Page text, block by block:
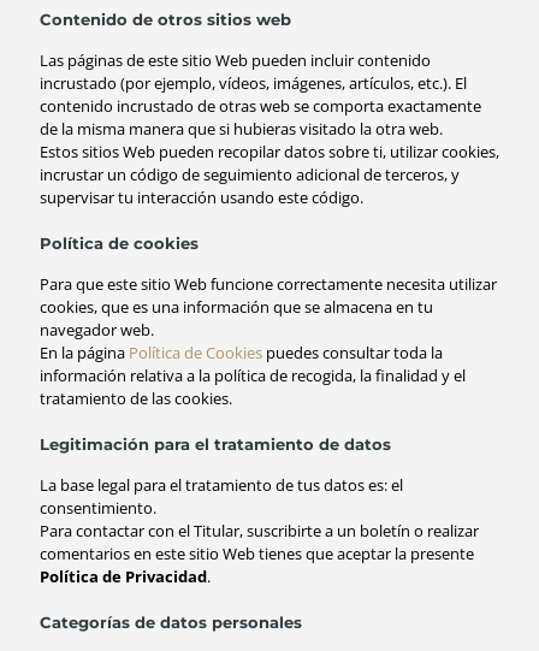
Contenido de otros sitios web
Las páginas de este sitio Web pueden incluir contenido
incrustado (por ejemplo, vídeos, imágenes, artículos, etc.). El
contenido incrustado de otras web se comporta exactamente
de la misma manera que si hubieras visitado la otra web.
Estos sitios Web pueden recopilar datos sobre ti, utilizar cookies,
incrustar un código de seguimiento adicional de terceros, y
supervisar tu interacción usando este código.
Política de cookies
Para que este sitio Web funcione correctamente necesita utilizar
cookies, que es una información que se almacena en tu
navegador web.
En la página Política de Cookies puedes consultar toda la
información relativa a la política de recogida, la finalidad y el
tratamiento de las cookies.
Legitimación para el tratamiento de datos
La base legal para el tratamiento de tus datos es: el
consentimiento.
Para contactar con el Titular, suscribirte a un boletín o realizar
comentarios en este sitio Web tienes que aceptar la presente
Política de Privacidad.
Categorías de datos personales